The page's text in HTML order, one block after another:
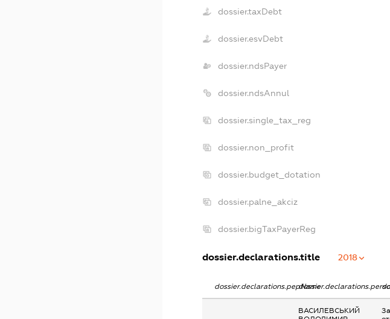
dossier.taxDebt
dossier.esvDebt
dossier.ndsPayer
dossier.ndsAnnul
dossier.single_tax_reg
dossier.non_profit
dossier.budget_dotation
dossier.palne_akciz
dossier.bigTaxPayerReg
dossier.declarations.title 2018
dossier.declarations.pepName
ВАСИЛЕВСЬКИЙ